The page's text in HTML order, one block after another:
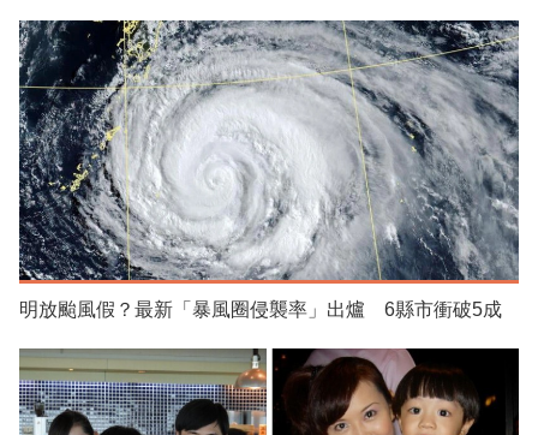
明放颱風假？最新「暴風圈侵襲率」出爐 6縣市衝破5成